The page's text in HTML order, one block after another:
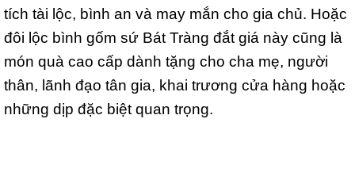
tích tài lộc, bình an và may mắn cho gia chủ. Hoặc
đôi lộc bình gốm sứ Bát Tràng đắt giá này cũng là
món quà cao cấp dành tặng cho cha mẹ, người
thân, lãnh đạo tân gia, khai trương cửa hàng hoặc
những dịp đặc biệt quan trọng.